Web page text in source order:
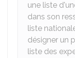
une liste
dans son
liste
désigner un
liste des